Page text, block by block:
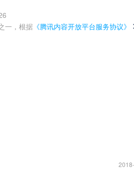
一，根据 《腾讯内容开放平台服务协议》